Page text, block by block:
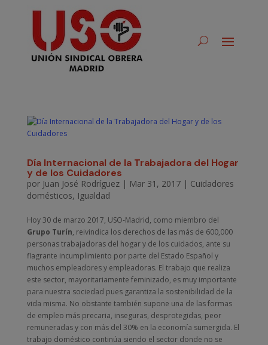
Día Internacional de la Trabajadora del Hogar
y de los Cuidadores
por Juan José Rodríguez| Mar 31, 2017| Cuidadores
domésticos, Igualdad
Hoy 30 de marzo 2017, USO-Madrid, como miembro del
Grupo Turín, reivindica los derechos de las más de 600,000
personas trabajadoras del hogar y de los cuidados, ante su
flagrante incumplimiento por parte del Estado Español y
muchos empleadores y empleadoras. El trabajo que realiza
este sector, mayoritariamente feminizado, es muy importante
para nuestra sociedad pues garantiza la sostenibilidad de la
vida misma. No obstante también supone una de las formas
de empleo más precaria, inseguras, desprotegidas, peor
remuneradas y con más del 30% en la economía sumergida. El
trabajo doméstico continúa siendo el sector donde no se